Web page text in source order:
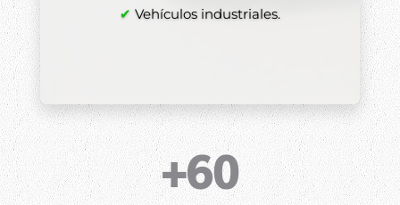
✔ Vehículos industriales.
+60